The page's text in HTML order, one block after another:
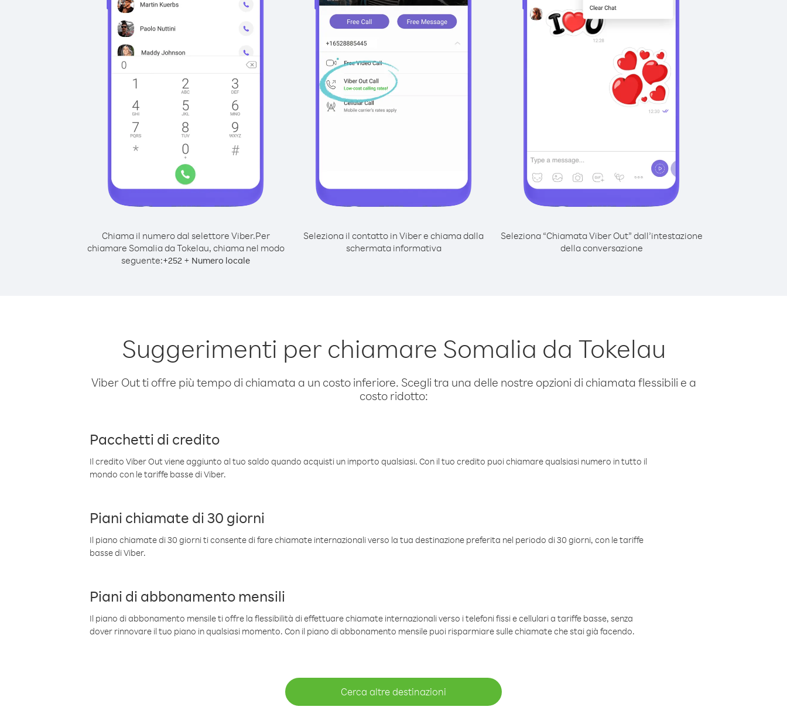
Chiama il numero dal selettore Viber.Per
chiamare Somalia da Tokelau, chiama nel modo
seguente:+252 + Numero locale
Seleziona il contatto in Viber e chiama dalla
schermata informativa
Seleziona “Chiamata Viber Out” dall’intestazione
della conversazione
Suggerimenti per chiamare Somalia da Tokelau
Viber Out ti offre più tempo di chiamata a un costo inferiore. Scegli tra una delle nostre opzioni di chiamata flessibili e a
costo ridotto:
Pacchetti di credito
Il credito Viber Out viene aggiunto al tuo saldo quando acquisti un importo qualsiasi. Con il tuo credito puoi chiamare qualsiasi numero in tutto il
mondo con le tariffe basse di Viber.
Piani chiamate di 30 giorni
Il piano chiamate di 30 giorni ti consente di fare chiamate internazionali verso la tua destinazione preferita nel periodo di 30 giorni, con le tariffe
basse di Viber.
Piani di abbonamento mensili
Il piano di abbonamento mensile ti offre la flessibilità di effettuare chiamate internazionali verso i telefoni fissi e cellulari a tariffe basse, senza
dover rinnovare il tuo piano in qualsiasi momento. Con il piano di abbonamento mensile puoi risparmiare sulle chiamate che stai già facendo.
Cerca altre destinazioni